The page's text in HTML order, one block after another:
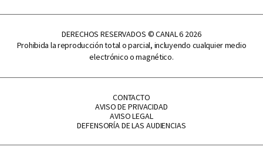
DERECHOS RESERVADOS © CANAL 6 2026
Prohibida la reproducción total o parcial, incluyendo cualquier medio
electrónico o magnético.
CONTACTO
AVISO DE PRIVACIDAD
AVISO LEGAL
DEFENSORÍA DE LAS AUDIENCIAS